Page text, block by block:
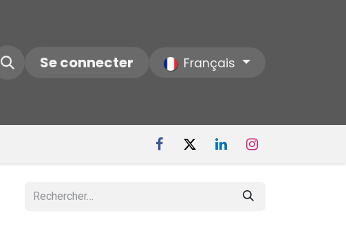
Contactez-nous Notre Société
Se connecter Français